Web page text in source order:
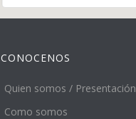
CONOCENOS
Quien somos / Presentación
Como somos